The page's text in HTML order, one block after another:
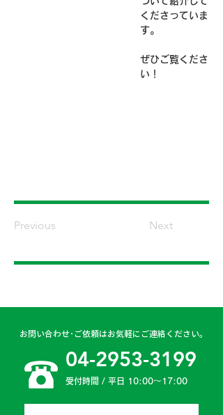
くださっていま
す。
ぜひご覧くださ
い！
Previous Next
お問い合わせ･ご依頼はお気軽にご連絡ください。
04-2953-3199
受付時間 / 平日 10:00〜17:00